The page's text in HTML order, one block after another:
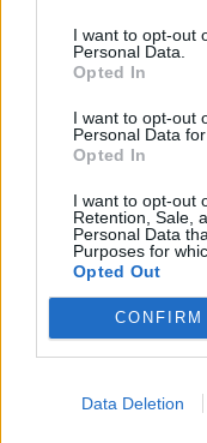
I want to opt-out
Personal Data.
Opted In
I want to opt-out
Personal Data
Opted In
I want to opt-out
Retention, Sale,
Personal Data
Purposes for
Opted Out
CONFIRM
Data Deletion
Lifestyle
Matkailu
Some
YouTube
Twitter